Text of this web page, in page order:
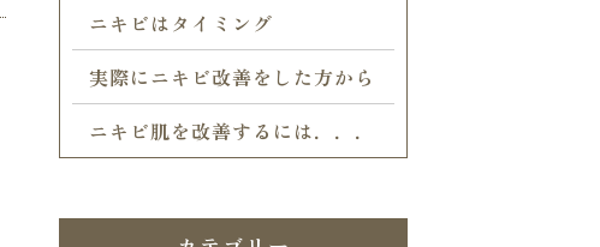
ニキビはタイミング
実際にニキビ改善をした方から
ニキビ肌を改善するには．．．